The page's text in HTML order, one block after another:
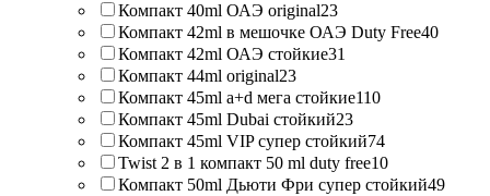
Компакт 40ml ОАЭ original23
Компакт 42ml в мешочке ОАЭ Duty Free40
Компакт 42ml ОАЭ стойкие31
Компакт 44ml original23
Компакт 45ml a+d мега стойкие110
Компакт 45ml Dubai стойкий23
Компакт 45ml VIP супер стойкий74
Twist 2 в 1 компакт 50 ml duty free10
Компакт 50ml Дьюти Фри супер стойкий49